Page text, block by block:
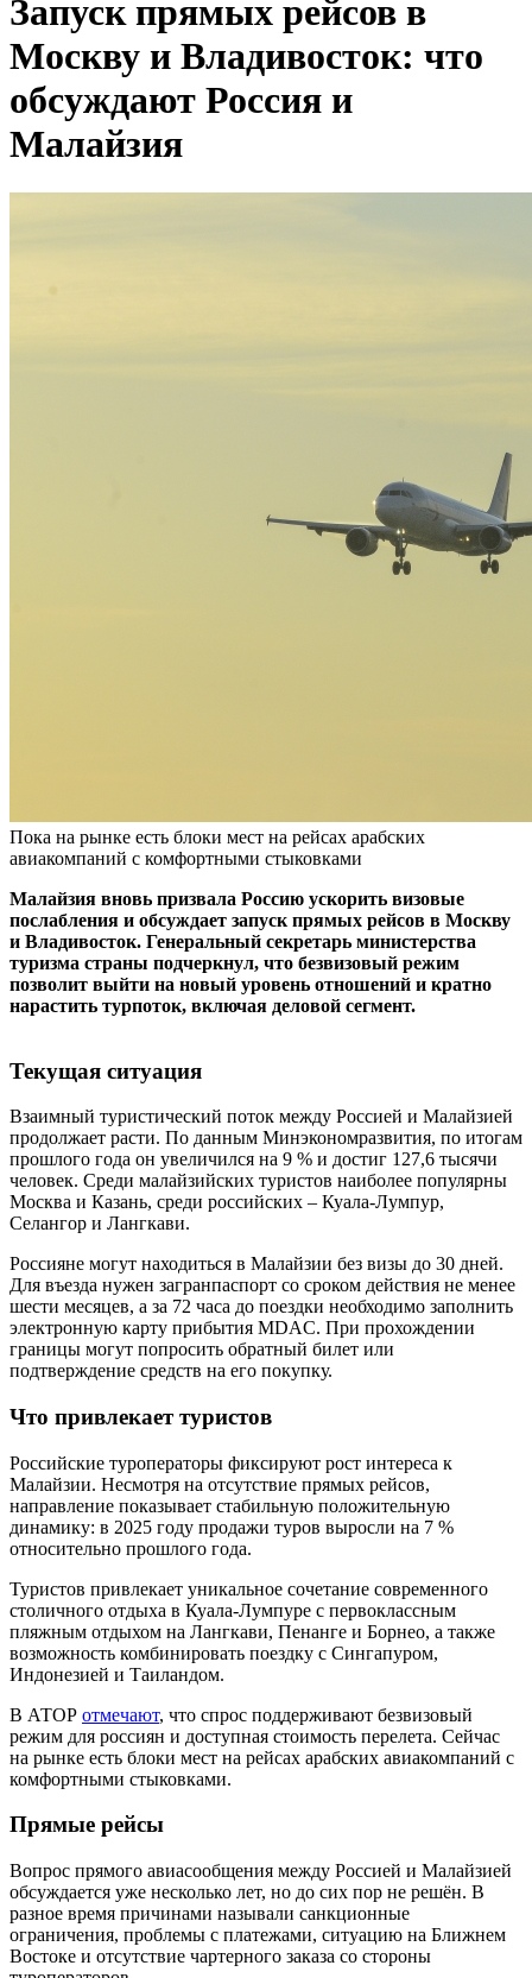
Запуск прямых рейсов в
Москву и Владивосток: что
обсуждают Россия и
Малайзия
Пока на рынке есть блоки мест на рейсах арабских
авиакомпаний с комфортными стыковками
Малайзия вновь призвала Россию ускорить визовые
послабления и обсуждает запуск прямых рейсов в Москву
и Владивосток. Генеральный секретарь министерства
туризма страны подчеркнул, что безвизовый режим
позволит выйти на новый уровень отношений и кратно
нарастить турпоток, включая деловой сегмент.
Текущая ситуация
Взаимный туристический поток между Россией и Малайзией
продолжает расти. По данным Минэкономразвития, по итогам
прошлого года он увеличился на 9 % и достиг 127,6 тысячи
человек. Среди малайзийских туристов наиболее популярны
Москва и Казань, среди российских – Куала-Лумпур,
Селангор и Лангкави.
Россияне могут находиться в Малайзии без визы до 30 дней.
Для въезда нужен загранпаспорт со сроком действия не менее
шести месяцев, а за 72 часа до поездки необходимо заполнить
электронную карту прибытия MDAC. При прохождении
границы могут попросить обратный билет или
подтверждение средств на его покупку.
Что привлекает туристов
Российские туроператоры фиксируют рост интереса к
Малайзии. Несмотря на отсутствие прямых рейсов,
направление показывает стабильную положительную
динамику: в 2025 году продажи туров выросли на 7 %
относительно прошлого года.
Туристов привлекает уникальное сочетание современного
столичного отдыха в Куала-Лумпуре с первоклассным
пляжным отдыхом на Лангкави, Пенанге и Борнео, а также
возможность комбинировать поездку с Сингапуром,
Индонезией и Таиландом.
В АТОР отмечают, что спрос поддерживают безвизовый
режим для россиян и доступная стоимость перелета. Сейчас
на рынке есть блоки мест на рейсах арабских авиакомпаний с
комфортными стыковками.
Прямые рейсы
Вопрос прямого авиасообщения между Россией и Малайзией
обсуждается уже несколько лет, но до сих пор не решён. В
разное время причинами называли санкционные
ограничения, проблемы с платежами, ситуацию на Ближнем
Востоке и отсутствие чартерного заказа со стороны